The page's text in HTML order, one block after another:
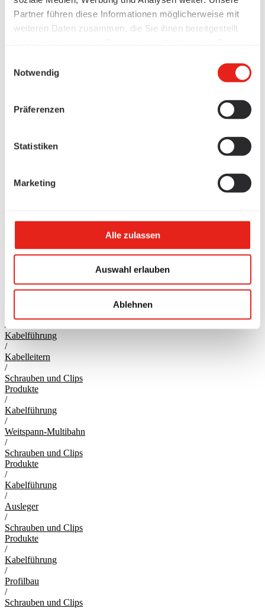
Partner führen diese Informationen möglicherweise mit
weiteren Daten zusammen, die Sie ihnen bereitgestellt
Notwendig
Präferenzen
Statistiken
Marketing
Alle zulassen
Auswahl erlauben
Ablehnen
Kabelbahn
/
Kabelführung
/
Kabelleitern
/
Schrauben und Clips
Produkte
/
Kabelführung
/
Weitspann-Multibahn
/
Schrauben und Clips
Produkte
/
Kabelführung
/
Ausleger
/
Schrauben und Clips
Produkte
/
Kabelführung
/
Profilbau
/
Schrauben und Clips